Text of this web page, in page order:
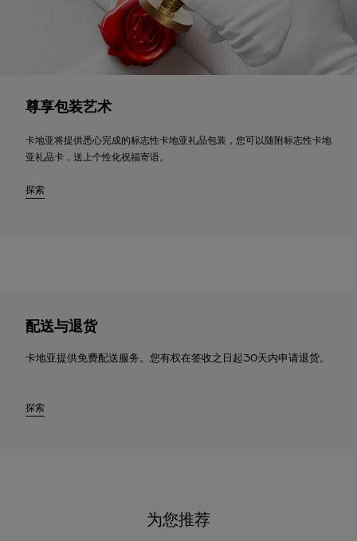
尊享包装艺术
卡地亚将提供悉心完成的标志性卡地亚礼品包装，您可以随附标志性卡地
亚礼品卡，送上个性化祝福寄语。
探索
配送与退货
卡地亚提供免费配送服务。您有权在签收之日起30天内申请退货。
探索
为您推荐